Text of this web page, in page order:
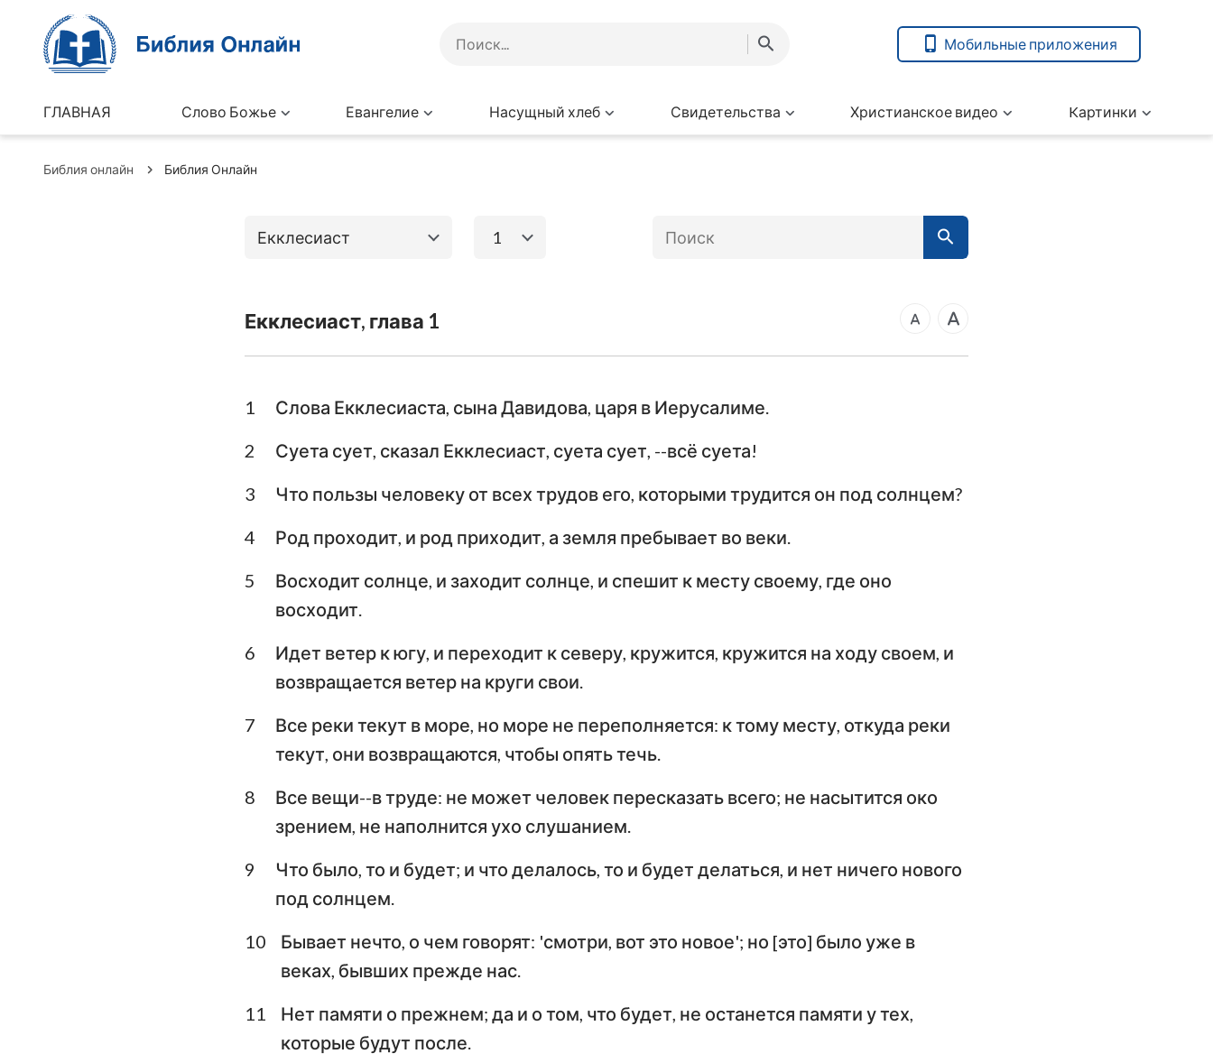
Мобильные приложения
ГЛАВНАЯ Слово Божье Евангелие Насущный хлеб Свидетельства Христианское видео Kартинки
Библия онлайн Библия Онлайн
Екклесиаст
Книги Ветхого завета
Левит Числа
Второзаконие Иисус Навин
Книга Судей
1-я Паралипоменон
Ездра
Есфирь Иов
Псалтирь Притчи
Екклесиаст Песни Песней
Исаия Иеремия
Авдия Иона
Михей
Аввакум Софония
Евангелие от Луки
Деяния Апостолов
Послание к
Римлянам
Первое послание к
Первое послание к
Фессалоникийцам
Второе послание к
Первое послание к
Второе послание к
Послание к Титу
Филимону
Второе послание
Первое послание
Второе послание
1
Екклесиаст, глава 1
1
Слова Екклесиаста, сына Давидова, царя в Иерусалиме.
2
Суета сует, сказал Екклесиаст, суета сует, --всё суета!
3
Что пользы человеку от всех трудов его, которыми трудится он под солнцем?
4
Род проходит, и род приходит, а земля пребывает во веки.
5
Восходит солнце, и заходит солнце, и спешит к месту своему, где оно
восходит.
6
Идет ветер к югу, и переходит к северу, кружится, кружится на ходу своем, и
возвращается ветер на круги свои.
7
Все реки текут в море, но море не переполняется: к тому месту, откуда реки
текут, они возвращаются, чтобы опять течь.
8
Все вещи--в труде: не может человек пересказать всего; не насытится око
зрением, не наполнится ухо слушанием.
9
Что было, то и будет; и что делалось, то и будет делаться, и нет ничего нового
под солнцем.
10
Бывает нечто, о чем говорят: 'смотри, вот это новое'; но [это] было уже в
веках, бывших прежде нас.
11
Нет памяти о прежнем; да и о том, что будет, не останется памяти у тех,
которые будут после.